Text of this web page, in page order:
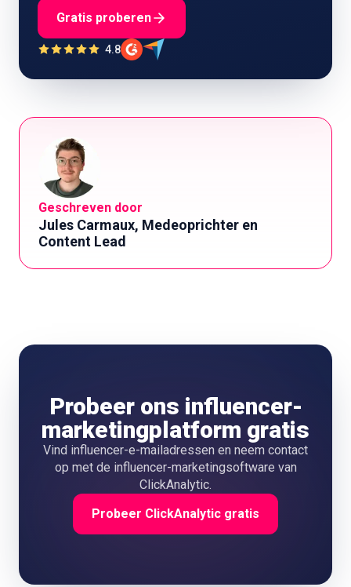
Gratis proberen
4.8
Geschreven door
Jules Carmaux, Medeoprichter en
Content Lead
Probeer ons influencer-
marketingplatform gratis
Vind influencer-e-mailadressen en neem contact
op met de influencer-marketingsoftware van
ClickAnalytic.
Probeer ClickAnalytic gratis